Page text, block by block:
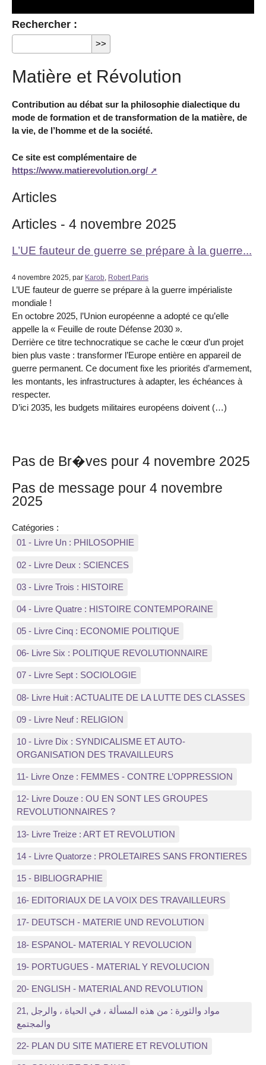
Rechercher :
Matière et Révolution
Contribution au débat sur la philosophie dialectique du
mode de formation et de transformation de la matière, de
la vie, de l’homme et de la société.
Ce site est complémentaire de
https://www.matierevolution.org/
Articles
Articles - 4 novembre 2025
L’UE fauteur de guerre se prépare à la guerre...
4 novembre 2025, par Karob, Robert Paris
L’UE fauteur de guerre se prépare à la guerre impérialiste
mondiale !
En octobre 2025, l’Union européenne a adopté ce qu’elle
appelle la « Feuille de route Défense 2030 ».
Derrière ce titre technocratique se cache le cœur d’un projet
bien plus vaste : transformer l’Europe entière en appareil de
guerre permanent. Ce document fixe les priorités d’armement,
les montants, les infrastructures à adapter, les échéances à
respecter.
D’ici 2035, les budgets militaires européens doivent (…)
Pas de Br�ves pour 4 novembre 2025
Pas de message pour 4 novembre
2025
Catégories :
01 - Livre Un : PHILOSOPHIE
02 - Livre Deux : SCIENCES
03 - Livre Trois : HISTOIRE
04 - Livre Quatre : HISTOIRE CONTEMPORAINE
05 - Livre Cinq : ECONOMIE POLITIQUE
06- Livre Six : POLITIQUE REVOLUTIONNAIRE
07 - Livre Sept : SOCIOLOGIE
08- Livre Huit : ACTUALITE DE LA LUTTE DES CLASSES
09 - Livre Neuf : RELIGION
10 - Livre Dix : SYNDICALISME ET AUTO-
ORGANISATION DES TRAVAILLEURS
11- Livre Onze : FEMMES - CONTRE L’OPPRESSION
12- Livre Douze : OU EN SONT LES GROUPES
REVOLUTIONNAIRES ?
13- Livre Treize : ART ET REVOLUTION
14 - Livre Quatorze : PROLETAIRES SANS FRONTIERES
15 - BIBLIOGRAPHIE
16- EDITORIAUX DE LA VOIX DES TRAVAILLEURS
17- DEUTSCH - MATERIE UND REVOLUTION
18- ESPANOL- MATERIAL Y REVOLUCION
19- PORTUGUES - MATERIAL Y REVOLUCION
20- ENGLISH - MATERIAL AND REVOLUTION
21, مواد والثورة : من هذه المسألة ، في الحياة ، والرجل
والمجتمع
22- PLAN DU SITE MATIERE ET REVOLUTION